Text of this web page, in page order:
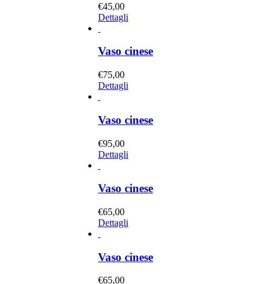
€45,00
Dettagli
Vaso cinese
€75,00
Dettagli
Vaso cinese
€95,00
Dettagli
Vaso cinese
€65,00
Dettagli
Vaso cinese
€65,00